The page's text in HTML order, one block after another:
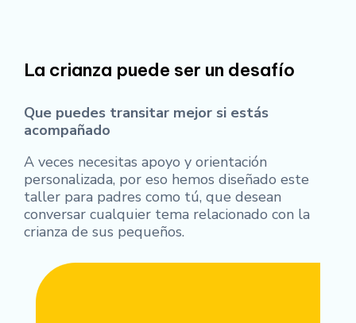
La crianza puede ser un desafío
Que puedes transitar mejor si estás
acompañado
A veces necesitas apoyo y orientación
personalizada, por eso hemos diseñado este
taller para padres como tú, que desean
conversar cualquier tema relacionado con la
crianza de sus pequeños.